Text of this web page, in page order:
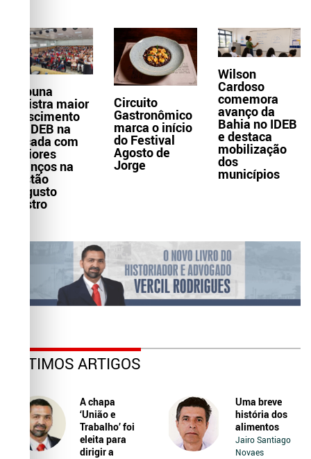
Itabuna
registra maior
crescimento
do IDEB na
década com
maiores
avanços na
gestão
Augusto
Castro
Circuito
Gastronômico
marca o início
do Festival
Agosto de
Jorge
Wilson
Cardoso
comemora
avanço da
Bahia no IDEB
e destaca
mobilização
dos
municípios
ÚLTIMOS ARTIGOS
A chapa
‘União e
Trabalho’ foi
eleita para
dirigir a
Uma breve
história dos
alimentos
Jairo Santiago
Novaes